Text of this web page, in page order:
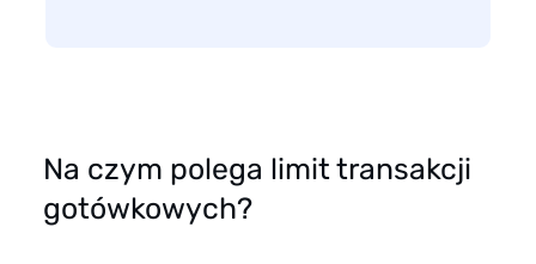
Na czym polega limit transakcji
gotówkowych?